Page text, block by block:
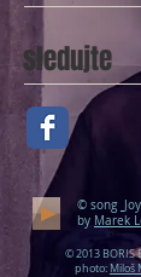
sledujte
© song
by Marek
© 2013 BORIS
photo: Miloš